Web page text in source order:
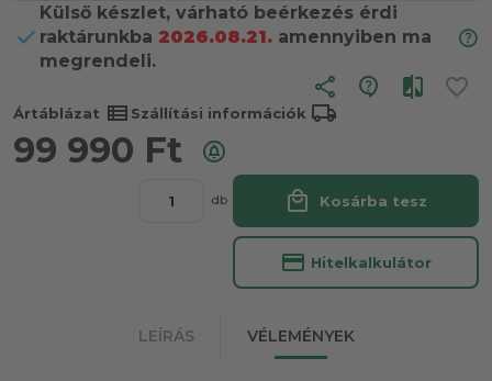
Külső készlet, várható beérkezés érdi
raktárunkba 2026.08.21. amennyiben ma
megrendeli.
share
Ártáblázat view_list Szállítási információk local_shipping
99 990 Ft
db local_mall Kosárba tesz
credit_card Hitelkalkulátor
LEÍRÁS VÉLEMÉNYEK